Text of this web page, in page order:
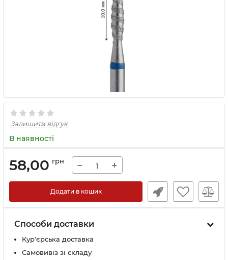
Залишити відгук
В наявності
58,00 грн − +
Додати в кошик
Способи доставки
Кур'єрська доставка
Самовивіз зі складу